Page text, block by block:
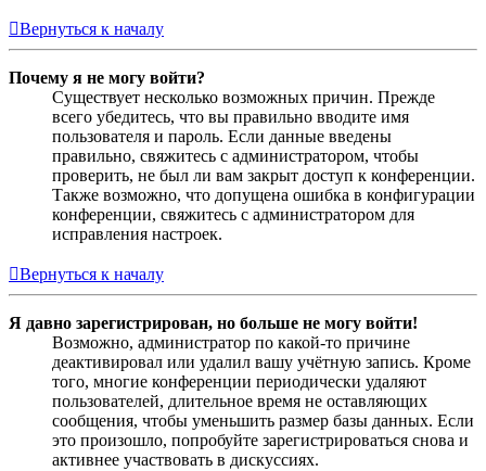
Вернуться к началу
Почему я не могу войти?
Существует несколько возможных причин. Прежде
всего убедитесь, что вы правильно вводите имя
пользователя и пароль. Если данные введены
правильно, свяжитесь с администратором, чтобы
проверить, не был ли вам закрыт доступ к конференции.
Также возможно, что допущена ошибка в конфигурации
конференции, свяжитесь с администратором для
исправления настроек.
Вернуться к началу
Я давно зарегистрирован, но больше не могу войти!
Возможно, администратор по какой-то причине
деактивировал или удалил вашу учётную запись. Кроме
того, многие конференции периодически удаляют
пользователей, длительное время не оставляющих
сообщения, чтобы уменьшить размер базы данных. Если
это произошло, попробуйте зарегистрироваться снова и
активнее участвовать в дискуссиях.